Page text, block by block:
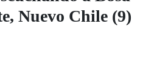
Nuevo Chile (9)